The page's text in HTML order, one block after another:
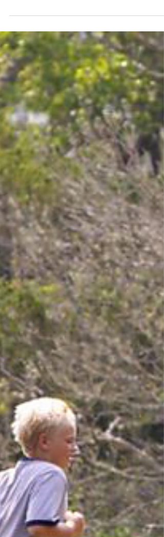
Jaune fluo
Nous sommes dimanche 16 décembre,
surlendemain de l'acte V des Gilets jaunes, il
pleut tout au long du chemin qui me conduit
au...